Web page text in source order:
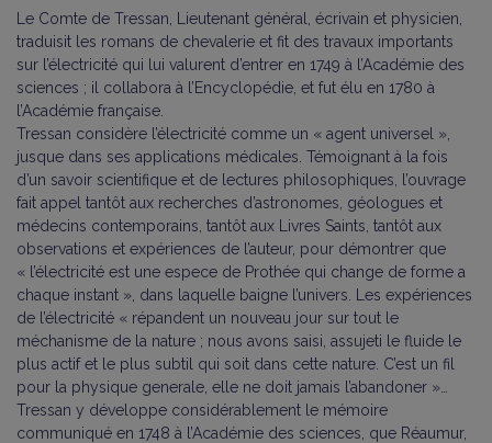
Le Comte de Tressan, Lieutenant général, écrivain et physicien,
traduisit les romans de chevalerie et fit des travaux importants
sur l’électricité qui lui valurent d’entrer en 1749 à l’Académie des
sciences ; il collabora à l’Encyclopédie, et fut élu en 1780 à
l’Académie française.
Tressan considère l’électricité comme un « agent universel »,
jusque dans ses applications médicales. Témoignant à la fois
d’un savoir scientifique et de lectures philosophiques, l’ouvrage
fait appel tantôt aux recherches d’astronomes, géologues et
médecins contemporains, tantôt aux Livres Saints, tantôt aux
observations et expériences de l’auteur, pour démontrer que
« l’électricité est une espece de Prothée qui change de forme a
chaque instant », dans laquelle baigne l’univers. Les expériences
de l’électricité « répandent un nouveau jour sur tout le
méchanisme de la nature ; nous avons saisi, assujeti le fluide le
plus actif et le plus subtil qui soit dans cette nature. C’est un fil
pour la physique generale, elle ne doit jamais l’abandoner »…
Tressan y développe considérablement le mémoire
communiqué en 1748 à l’Académie des sciences, que Réaumur,